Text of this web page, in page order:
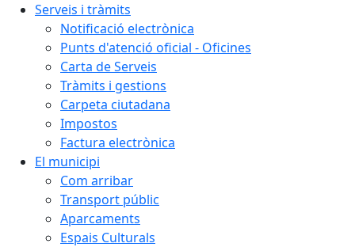
Serveis i tràmits
Notificació electrònica
Punts d'atenció oficial - Oficines
Carta de Serveis
Tràmits i gestions
Carpeta ciutadana
Impostos
Factura electrònica
El municipi
Com arribar
Transport públic
Aparcaments
Espais Culturals